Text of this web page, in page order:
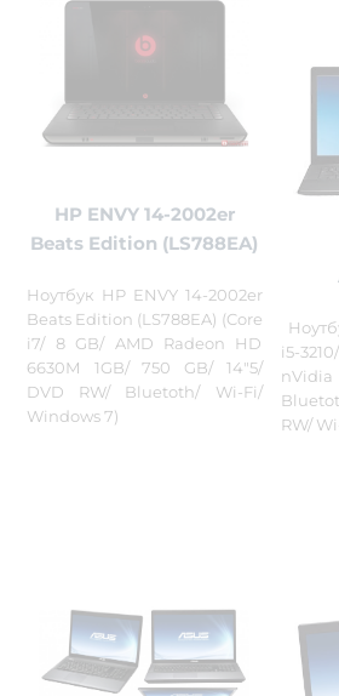
HP ENVY 14-2002er
Beats Edition (LS788EA)
Ноутбук HP ENVY 14-2002er
Beats Edition (LS788EA) (Core
i7/ 8 GB/ AMD Radeon HD
6630М 1GB/ 750 GB/ 14"5/
DVD RW/ Bluetoth/ Wi-Fi/
Windows 7)
i5-
RW/